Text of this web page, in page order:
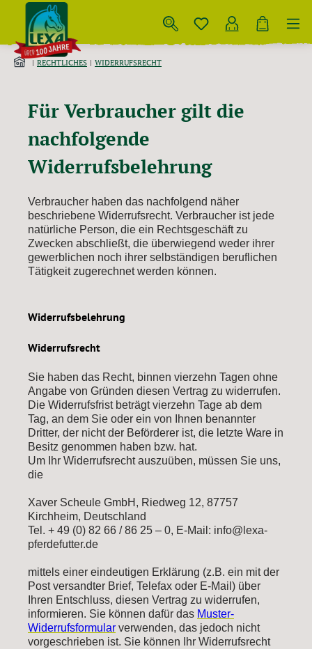
Zum Hauptinhalt springen
RECHTLICHES WIDERRUFSRECHT
Für Verbraucher gilt die
nachfolgende
Widerrufsbelehrung
Verbraucher haben das nachfolgend näher
beschriebene Widerrufsrecht. Verbraucher ist jede
natürliche Person, die ein Rechtsgeschäft zu
Zwecken abschließt, die überwiegend weder ihrer
gewerblichen noch ihrer selbständigen beruflichen
Tätigkeit zugerechnet werden können.
Widerrufsbelehrung
Widerrufsrecht
Sie haben das Recht, binnen vierzehn Tagen ohne
Angabe von Gründen diesen Vertrag zu widerrufen.
Die Widerrufsfrist beträgt vierzehn Tage ab dem
Tag, an dem Sie oder ein von Ihnen benannter
Dritter, der nicht der Beförderer ist, die letzte Ware in
Besitz genommen haben bzw. hat.
Um Ihr Widerrufsrecht auszuüben, müssen Sie uns,
die
Xaver Scheule GmbH, Riedweg 12, 87757
Kirchheim, Deutschland
Tel. + 49 (0) 82 66 / 86 25 – 0, E-Mail: info@lexa-
pferdefutter.de
mittels einer eindeutigen Erklärung (z.B. ein mit der
Post versandter Brief, Telefax oder E-Mail) über
Ihren Entschluss, diesen Vertrag zu widerrufen,
informieren. Sie können dafür das Muster-
Widerrufsformular verwenden, das jedoch nicht
vorgeschrieben ist. Sie können Ihr Widerrufsrecht